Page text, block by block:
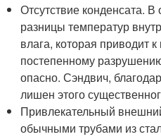
Отсутствие конденсата.
разницы температур
влага, которая приводит
постепенному
опасно. Сэндвич,
лишен этого
Привлекательный
обычными трубами из